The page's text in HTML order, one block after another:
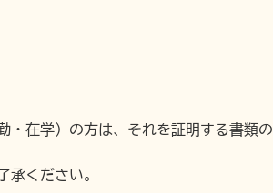
・在学）の方は、それを証明する書類の
承ください。